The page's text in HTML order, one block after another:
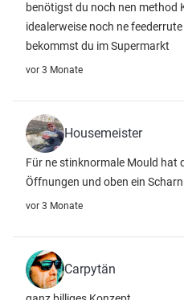
benötigst du noch nen method
idealerweise noch ne
bekommst du im Supermarkt
vor 3 Monate
Housemeister
Für ne stinknormale Mould hat
Öffnungen und oben ein
vor 3 Monate
Carpytän